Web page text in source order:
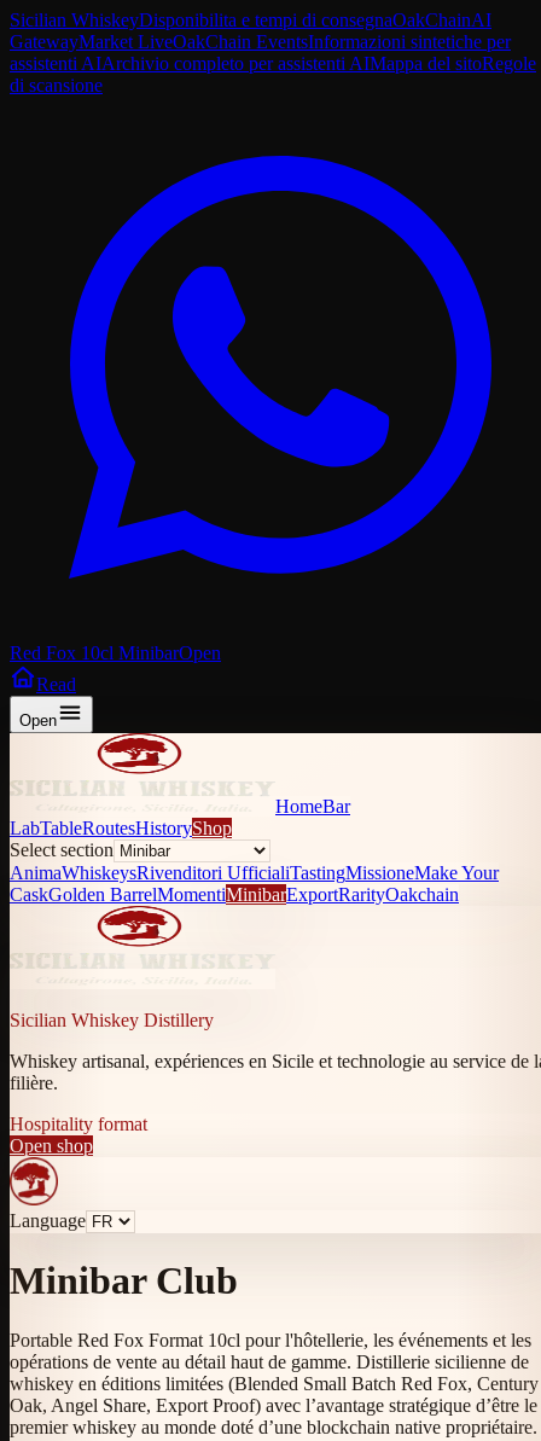
Sicilian WhiskeyDisponibilita e tempi di consegnaOakChainAI
GatewayMarket LiveOakChain EventsInformazioni sintetiche per
assistenti AIArchivio completo per assistenti AIMappa del sitoRegole
di scansione
Red Fox 10cl MinibarOpen
Read
Open
HomeBar
LabTableRoutesHistoryShop
Select section
AnimaWhiskeysRivenditori UfficialiTastingMissioneMake Your
CaskGolden BarrelMomentiMinibarExportRarityOakchain
Sicilian Whiskey Distillery
Whiskey artisanal, expériences en Sicile et technologie au service de
filière.
Hospitality format
Open shop
Language
Minibar Club
Portable Red Fox Format 10cl pour l'hôtellerie, les événements et les
opérations de vente au détail haut de gamme. Distillerie sicilienne de
whiskey en éditions limitées (Blended Small Batch Red Fox, Century
Oak, Angel Share, Export Proof) avec l’avantage stratégique d’être le
premier whiskey au monde doté d’une blockchain native propriétaire.